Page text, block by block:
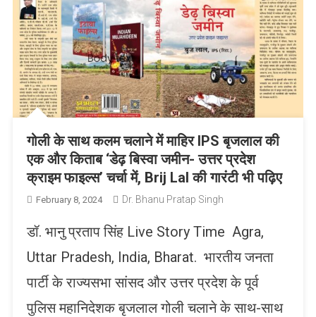
गोली के साथ कलम चलाने में माहिर IPS बृजलाल की
एक और किताब ‘डेढ़ बिस्वा जमीन- उत्तर प्रदेश
क्राइम फाइल्स’ चर्चा में, Brij Lal की गारंटी भी पढ़िए
February 8, 2024 Dr. Bhanu Pratap Singh
डॉ. भानु प्रताप सिंह Live Story Time Agra,
Uttar Pradesh, India, Bharat. भारतीय जनता
पार्टी के राज्यसभा सांसद और उत्तर प्रदेश के पूर्व
पुलिस महानिदेशक बृजलाल गोली चलाने के साथ-साथ